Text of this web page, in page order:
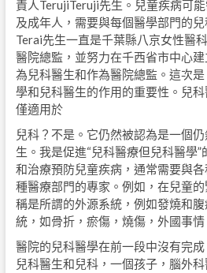
責人TerujiTeruji先生。兒童疾病可
及成年人，需要與每個醫學部門的
Terai先生一直是千葉縣八京女性醫
醫院總監，並努力在千西省市中心
為兒科醫生和作為醫院總監。這次
學和兒科醫生的作用的重要性。兒
僅適用於
兒科？不是。它仍然被認為是一個
生。我是促進“兒科醫療但兒科醫學
和治療預防兒童疾病，通常需要與
種醫療部門的專家。例如，在兒童
稱是所謂的外源系統，例如發燒和
統，如骨折，瘀傷，燒傷，外國事情
醫院的兒科醫學在前一段中沒有完
兒科醫生和兒科，一個孩子，腦外